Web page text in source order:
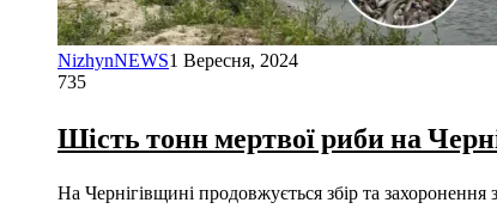
NizhynNEWS1 Вересня, 2024
735
Шість тонн мертвої риби на
На Чернігівщині продовжується збір та